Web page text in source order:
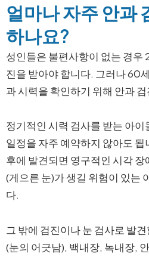
얼마나 자주 안과
하나요?
성인들은 불편사항이 없는 경우
진을 받아야 합니다. 그러나 60
과 시력을 확인하기 위해 안과
정기적인 시력 검사를 받는 아
일정을 자주 예약하지 않아도 됩
후에 발견되면 영구적인 시각 장
(게으른 눈)가 생길 위험이 있는
다.
그 밖에 검진이나 눈 검사로 발
(눈의 어긋남), 백내장, 녹내장,